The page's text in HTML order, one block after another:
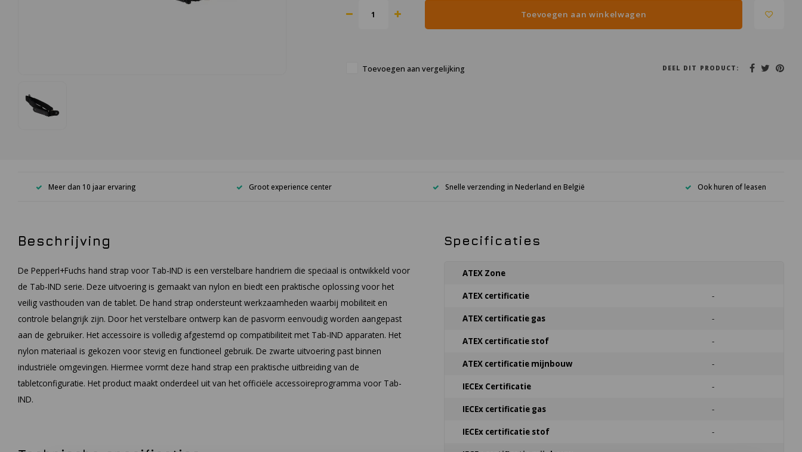
Toevoegen aan winkelwagen
Toevoegen aan vergelijking DEEL DIT PRODUCT:
Meer dan 10 jaar ervaring Groot experience center Snelle verzending in Nederland en België Ook huren of leasen
Beschrijving
De Pepperl+Fuchs hand strap voor Tab-IND is een verstelbare handriem die speciaal is ontwikkeld voor
de Tab-IND serie. Deze uitvoering is gemaakt van nylon en biedt een praktische oplossing voor het
veilig vasthouden van de tablet. De hand strap ondersteunt werkzaamheden waarbij mobiliteit en
controle belangrijk zijn. Door het verstelbare ontwerp kan de pasvorm eenvoudig worden aangepast
aan de gebruiker. Het accessoire is volledig afgestemd op compatibiliteit met Tab-IND apparaten. Het
nylon materiaal is gekozen voor stevig en functioneel gebruik. De zwarte uitvoering past binnen
industriële omgevingen. Hiermee vormt deze hand strap een praktische uitbreiding van de
tabletconfiguratie. Het product maakt onderdeel uit van het officiële accessoireprogramma voor Tab-
IND.
Specificaties
ATEX Zone
ATEX certificatie -
ATEX certificatie gas -
ATEX certificatie stof -
ATEX certificatie mijnbouw -
IECEx Certificatie -
IECEx certificatie gas -
IECEx certificatie stof -